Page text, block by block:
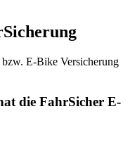
E-Bike Versicherung
die FahrSicher E-